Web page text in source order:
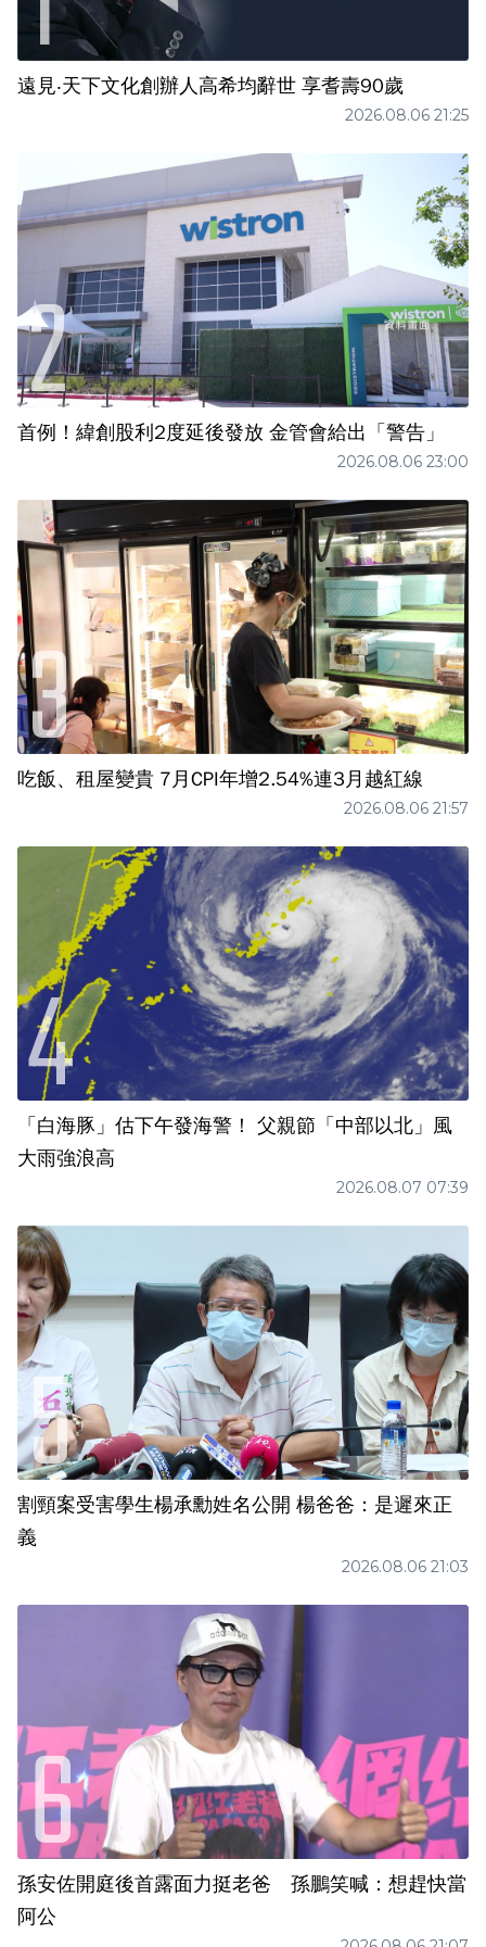
遠見‧天下文化創辦人高希均辭世 享耆壽90歲
2026.08.06 21:25
首例！緯創股利2度延後發放 金管會給出「警告」
2026.08.06 23:00
吃飯、租屋變貴 7月CPI年增2.54%連3月越紅線
2026.08.06 21:57
「白海豚」估下午發海警！ 父親節「中部以北」風
大雨強浪高
2026.08.07 07:39
割頸案受害學生楊承勳姓名公開 楊爸爸：是遲來正
義
2026.08.06 21:03
孫安佐開庭後首露面力挺老爸 孫鵬笑喊：想趕快當
阿公